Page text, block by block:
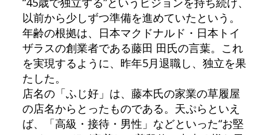
以前から少しずつ準備を進めていたという。
年齢の根拠は、日本マクドナルド・日本トイ
ザラスの創業者である藤田 田氏の言葉。これ
を実現するように、昨年5月退職し、独立を果
たした。
店名の「ふじ好」は、藤本氏の家業の草履屋
の店名からとったものである。天ぷらといえ
ば、「高級・接待・男性」などといった“お堅